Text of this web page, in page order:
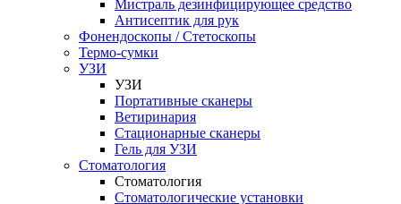
Мистраль дезинфицирующее средство
Антисептик для рук
Фонендоскопы / Стетоскопы
Термо-сумки
УЗИ
УЗИ
Портативные сканеры
Ветиринария
Стационарные сканеры
Гель для УЗИ
Стоматология
Стоматология
Стоматологические установки